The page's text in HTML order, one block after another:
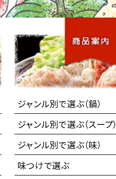
ジャンル別で選ぶ（鍋）
ジャンル別で選ぶ（スープ）
ジャンル別で選ぶ（味）
味つけで選ぶ